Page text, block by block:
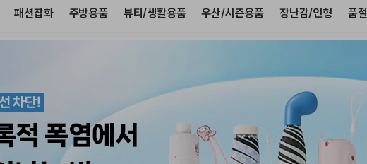
패션잡화 주방용품 뷰티/생활용품 우산/시즌용품 장난감/인형 품절